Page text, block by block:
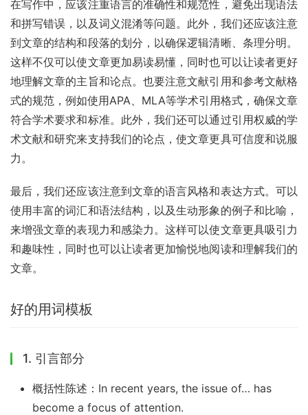
在写作中，应该注重语言的准确性和规范性，避免出现语法
和拼写错误，以及词义混淆等问题。此外，我们还应该注意
到文章的结构和段落的划分，以确保逻辑清晰、条理分明。
这样不仅可以使文章更加易读易懂，同时也可以让读者更好
地理解文章的主旨和论点。也要注意文献引用和参考文献格
式的规范，例如使用APA、MLA等学术引用格式，确保文章
符合学术要求和标准。此外，我们还可以通过引用权威的学
术文献和研究来支持我们的论点，使文章更具可信度和说服
力。
最后，我们还应该注意到文章的语言风格和表达方式。可以
使用丰富的词汇和语法结构，以及生动形象的例子和比喻，
来增强文章的表现力和感染力。这样可以使文章更具吸引力
和趣味性，同时也可以让读者更加愉悦地阅读和理解我们的
文章。
好的用词模板
1. 引言部分
概括性陈述：In recent years, the issue of… has
become a focus of attention.